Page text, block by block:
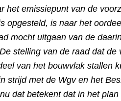
het emissiepunt van de
opgesteld, is naar het
mocht uitgaan van de
stelling van de raad dat de
van het bouwvlak stallen
strijd met de Wgv en het
dat betekent dat in het plan